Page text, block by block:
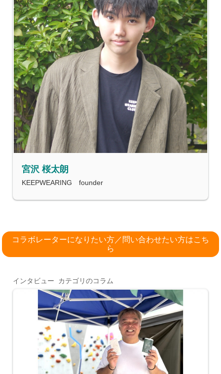
宮沢 桜太朗
KEEPWEARING founder
コラボレーターになりたい方／問い合わせたい方はこち
ら
インタビュー カテゴリのコラム